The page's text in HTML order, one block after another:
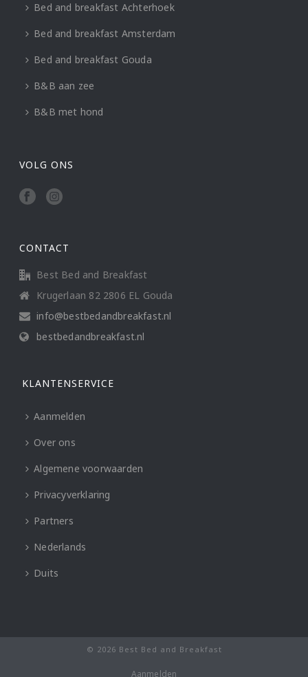
Bed and breakfast Achterhoek
Bed and breakfast Amsterdam
Bed and breakfast Gouda
B&B aan zee
B&B met hond
VOLG ONS
CONTACT
Best Bed and Breakfast
Krugerlaan 82 2806 EL Gouda
info@bestbedandbreakfast.nl
bestbedandbreakfast.nl
KLANTENSERVICE
Aanmelden
Over ons
Algemene voorwaarden
Privacyverklaring
Partners
Nederlands
Duits
© 2026 Best Bed and Breakfast
Aanmelden